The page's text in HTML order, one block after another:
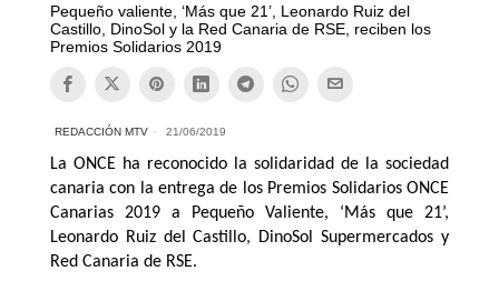
Pequeño valiente, ‘Más que 21’, Leonardo Ruiz del
Castillo, DinoSol y la Red Canaria de RSE, reciben los
Premios Solidarios 2019
REDACCIÓN MTV 21/06/2019
La ONCE ha reconocido la solidaridad de la sociedad
canaria con la entrega de los Premios Solidarios ONCE
Canarias 2019 a Pequeño Valiente, ‘Más que 21’,
Leonardo Ruiz del Castillo, DinoSol Supermercados y
Red Canaria de RSE.